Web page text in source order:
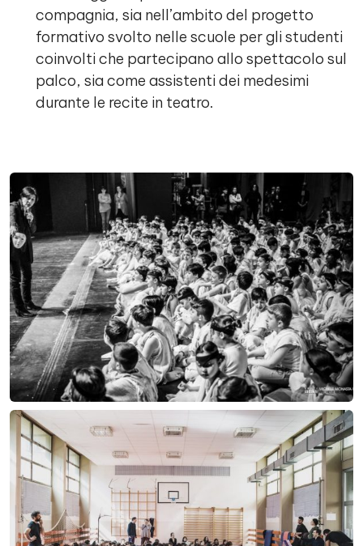
compagnia, sia nell’ambito del progetto
formativo svolto nelle scuole per gli studenti
coinvolti che partecipano allo spettacolo sul
palco, sia come assistenti dei medesimi
durante le recite in teatro.